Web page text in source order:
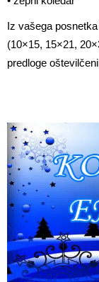
Iz vašega
(10×15, 15×21,
predloge